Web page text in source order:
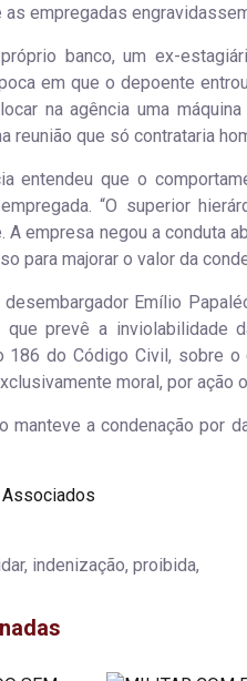
empregadas
banco, um ex-
em que o depoente
na agência uma
reunião que só contrataria
entendeu que o
“O superior
empresa negou a conduta
para majorar o valor da
Emílio
que prevê a inviolabilidade
186 do Código Civil, sobre
moral, por ação
manteve a condenação por
indenização, proibida,